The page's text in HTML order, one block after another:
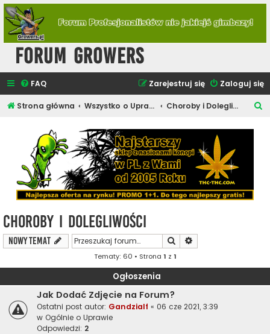
Forum Growers
FAQ Zaloguj się
Zarejestruj się
Strona główna Wszystko o Uprawie Roślin Konopi Choroby i Dolegliwości
Choroby i Dolegliwości
NOWY TEMAT Szukaj
Tematy: 60 • Strona 1 z 1
Ogłoszenia
Jak Dodać Zdjęcie na Forum?
Ostatni post autor: Gandzialf « 06 cze 2021, 3:39
w Ogólnie o Uprawie
Odpowiedzi: 2